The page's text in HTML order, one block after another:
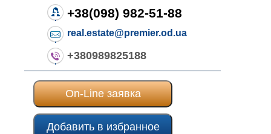
+38(098) 982-51-88
real.estate@premier.od.ua
+380989825188
On-Line заявка
Добавить в избранное